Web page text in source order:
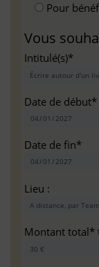
Pour
Vous
Intitulé(s)*
Date de début*
Date de fin*
Lieu :
Montant total*